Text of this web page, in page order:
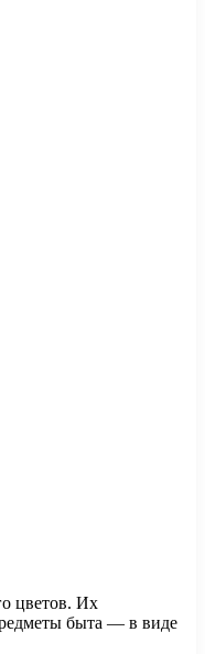
цветов. Их
быта — в виде